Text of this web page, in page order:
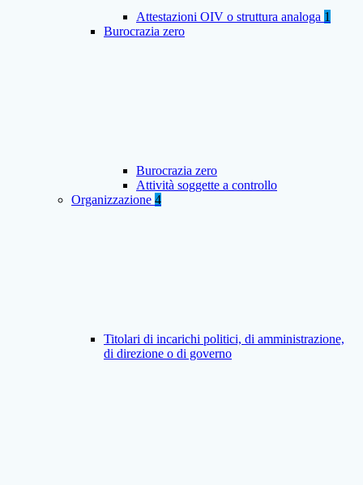
Attestazioni OIV o struttura analoga 1
Burocrazia zero
Burocrazia zero
Attività soggette a controllo
Organizzazione 4
Titolari di incarichi politici, di amministrazione,
di direzione o di governo